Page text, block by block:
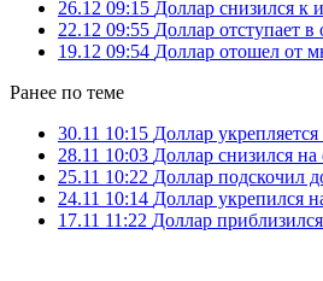
26.12 09:15 Доллар снизился к
22.12 09:55 Доллар отступает
19.12 09:54 Доллар отошел от
Ранее по теме
30.11 10:15 Доллар
28.11 10:03 Доллар снизился
25.11 10:22 Доллар подскочил
24.11 10:14 Доллар укрепился
17.11 11:22 Доллар